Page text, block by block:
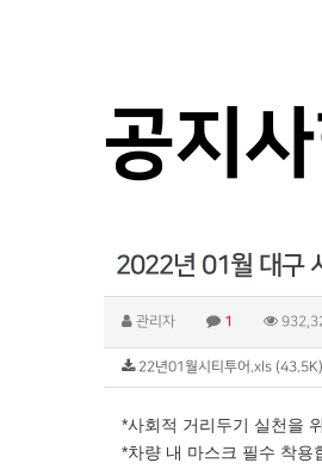
공지
2022년 01월 대구
관리자 1
22년01월시티투어.xls (43.5K)
*사회적 거리두기 실천을
*차량 내 마스크 필수 착용